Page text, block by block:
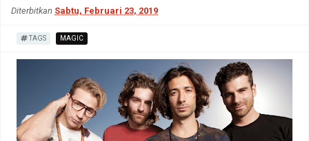
Diterbitkan Sabtu, Februari 23, 2019
TAGS MAGIC